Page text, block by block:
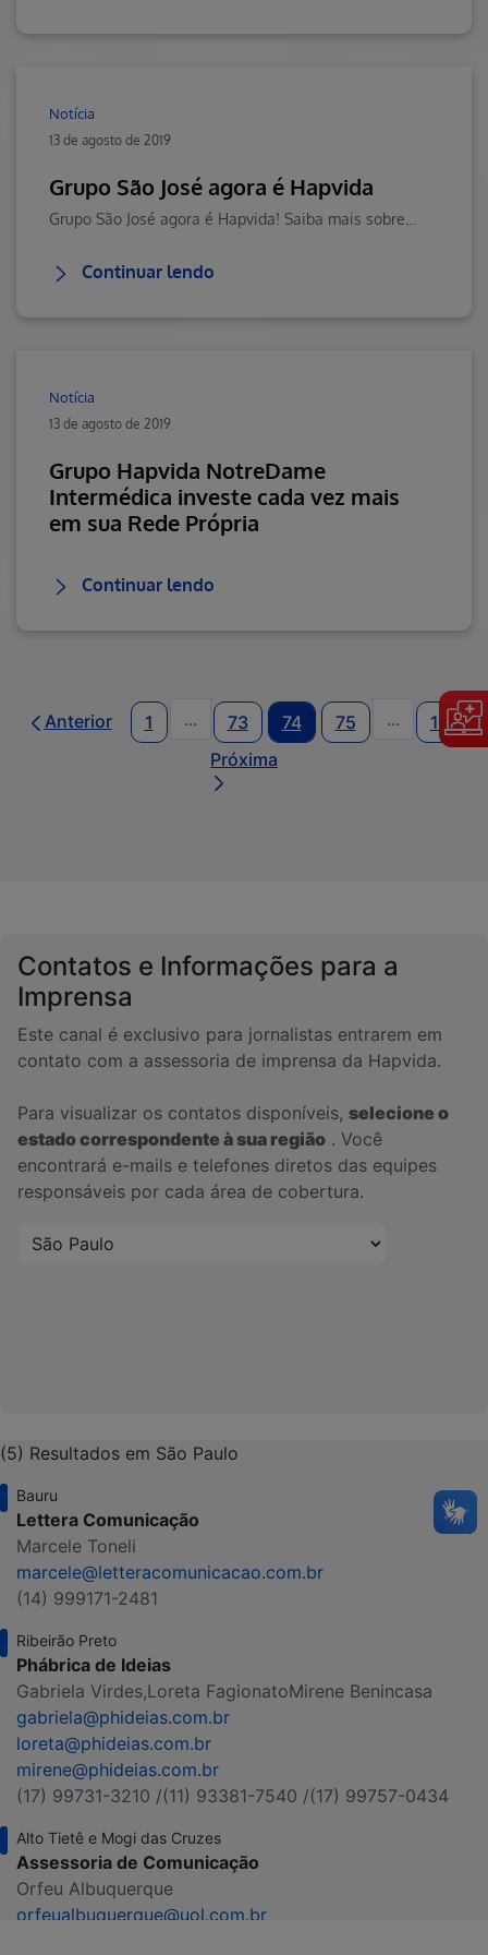
Notícia
13 de agosto de 2019
Grupo São José agora é Hapvida
Continuar lendo
Notícia
13 de agosto de 2019
Grupo Hapvida NotreDame
Intermédica investe cada vez mais
em sua Rede Própria
Continuar lendo
Anterior 1 ...Páginas intermediárias Usar ABA
73 74 75 ...Páginas
164
Próxima
Contatos e Informações para a
Imprensa
Este canal é exclusivo para jornalistas entrarem em
contato com a assessoria de imprensa da Hapvida.
Para visualizar os contatos disponíveis, selecione o
estado correspondente à sua região . Você
encontrará e-mails e telefones diretos das equipes
responsáveis por cada área de cobertura.
(5) Resultados em São Paulo
Bauru
Lettera Comunicação
Marcele Toneli
marcele@letteracomunicacao.com.br
(14) 999171-2481
Ribeirão Preto
Phábrica de Ideias
Gabriela Virdes,Loreta FagionatoMirene Benincasa
gabriela@phideias.com.br
loreta@phideias.com.br
mirene@phideias.com.br
(17) 99731-3210 /(11) 93381-7540 /(17) 99757-0434
Alto Tietê e Mogi das Cruzes
Assessoria de Comunicação
Orfeu Albuquerque
orfeualbuquerque@uol.com.br